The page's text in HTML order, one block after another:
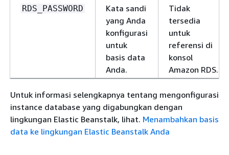
RDS_PASSWORD
Kata sandi
yang Anda
konfigurasi
untuk
basis data
Anda.
Tidak
tersedia
untuk
referensi di
konsol
Amazon RDS.
Untuk informasi selengkapnya tentang mengonfigurasi
instance database yang digabungkan dengan
lingkungan Elastic Beanstalk, lihat. Menambahkan basis
data ke lingkungan Elastic Beanstalk Anda